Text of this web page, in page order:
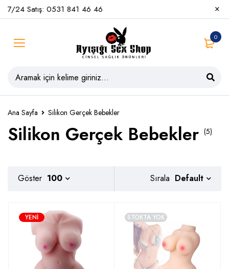
7/24 Satış: 0531 841 46 46
0
Ana Sayfa Silikon Gerçek Bebekler
Silikon Gerçek Bebekler (5)
Sırala Default
Göster 100
YENI STOKTA YOK